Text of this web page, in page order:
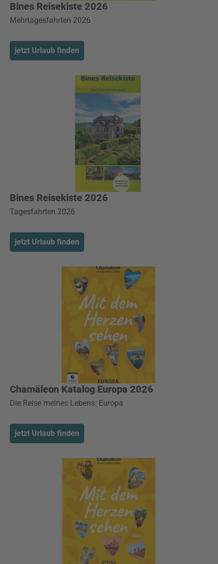
Bines Reisekiste 2026
Mehrtagesfahrten 2026
jetzt Urlaub finden
Bines Reisekiste 2026
Tagesfahrten 2026
jetzt Urlaub finden
Chamäleon Katalog Europa 2026
Die Reise meines Lebens: Europa
jetzt Urlaub finden